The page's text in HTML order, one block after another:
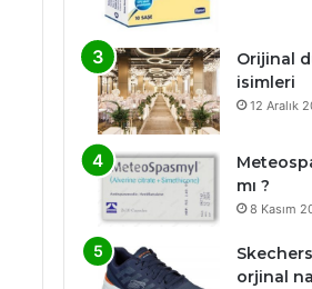
Orijinal
isimleri
12 Aralık
mı ?
8 Kasım
orjinal